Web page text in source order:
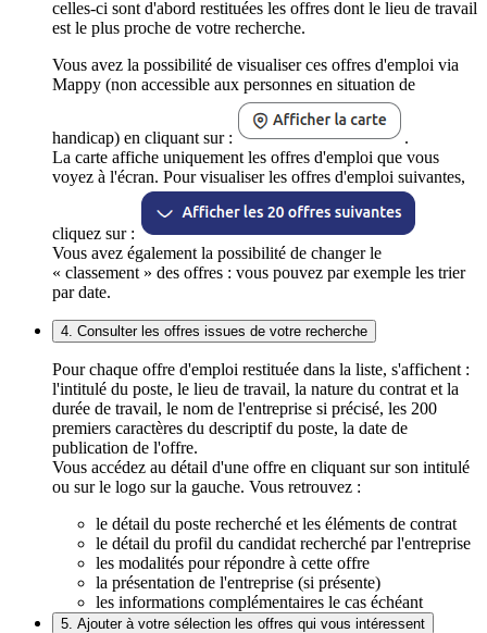
celles-ci sont d'abord restituées les offres dont le lieu de travail
est le plus proche de votre recherche.
Vous avez la possibilité de visualiser ces offres d'emploi via
Mappy (non accessible aux personnes en situation de
handicap) en cliquant sur :
.
La carte affiche uniquement les offres d'emploi que vous
voyez à l'écran. Pour visualiser les offres d'emploi suivantes,
cliquez sur :
Vous avez également la possibilité de changer le
« classement » des offres : vous pouvez par exemple les trier
par date.
4. Consulter les offres issues de votre recherche
Pour chaque offre d'emploi restituée dans la liste, s'affichent :
l'intitulé du poste, le lieu de travail, la nature du contrat et la
durée de travail, le nom de l'entreprise si précisé, les 200
premiers caractères du descriptif du poste, la date de
publication de l'offre.
Vous accédez au détail d'une offre en cliquant sur son intitulé
ou sur le logo sur la gauche. Vous retrouvez :
le détail du poste recherché et les éléments de contrat
le détail du profil du candidat recherché par l'entreprise
les modalités pour répondre à cette offre
la présentation de l'entreprise (si présente)
les informations complémentaires le cas échéant
5. Ajouter à votre sélection les offres qui vous intéressent